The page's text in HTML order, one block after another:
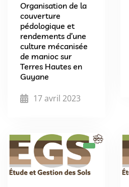
Organisation de la
couverture
pédologique et
rendements d’une
culture mécanisée
de manioc sur
Terres Hautes en
Guyane
17 avril 2023